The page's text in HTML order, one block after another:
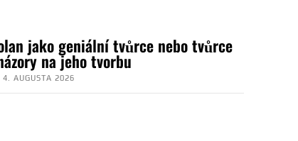
jako geniální tvůrce nebo tvůrce
na jeho tvorbu
4. AUGUSTA 2026